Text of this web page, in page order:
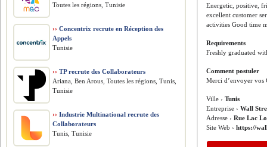
Energetic, positive,
excellent customer
activities Good time
Requirements
Freshly graduated
Comment postuler
Merci d’envoyer
Ville ›Tunis
Entreprise ›Wall
Adresse ›Rue Lac
Site Web ›https://
Toutes les régions, Tunisie
›› Concentrix recrute en Réception des
Appels
Tunisie
›› TP recrute des Collaborateurs
Ariana, Ben Arous, Toutes les régions, Tunis,
Tunisie
›› Industrie Multinational recrute des
Collaborateurs
Tunis, Tunisie